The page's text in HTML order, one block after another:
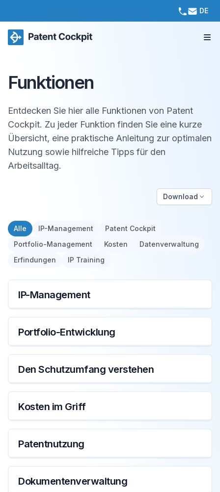
DE
Funktionen
Entdecken Sie hier alle Funktionen von Patent
Cockpit. Zu jeder Funktion finden Sie eine kurze
Übersicht, eine praktische Anleitung zur optimalen
Nutzung sowie hilfreiche Tipps für den
Arbeitsalltag.
Download
Alle IP-Management
Patent Cockpit
Portfolio-Management
Kosten
Datenverwaltung
Erfindungen
IP Training
IP-Management
Portfolio-Entwicklung
Den Schutzumfang verstehen
Kosten im Griff
Patentnutzung
Dokumentenverwaltung